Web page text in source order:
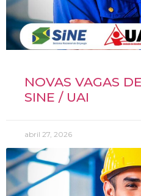
NOVAS VAGAS
SINE / UAI
abril 27, 2026